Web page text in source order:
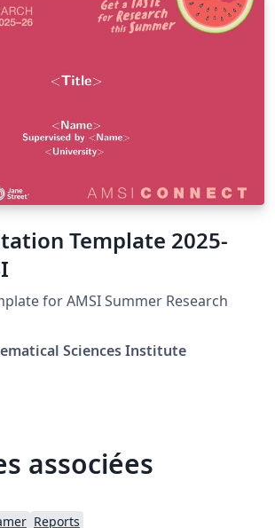
Template 2025-
for AMSI Summer Research
Sciences Institute
associées
Reports